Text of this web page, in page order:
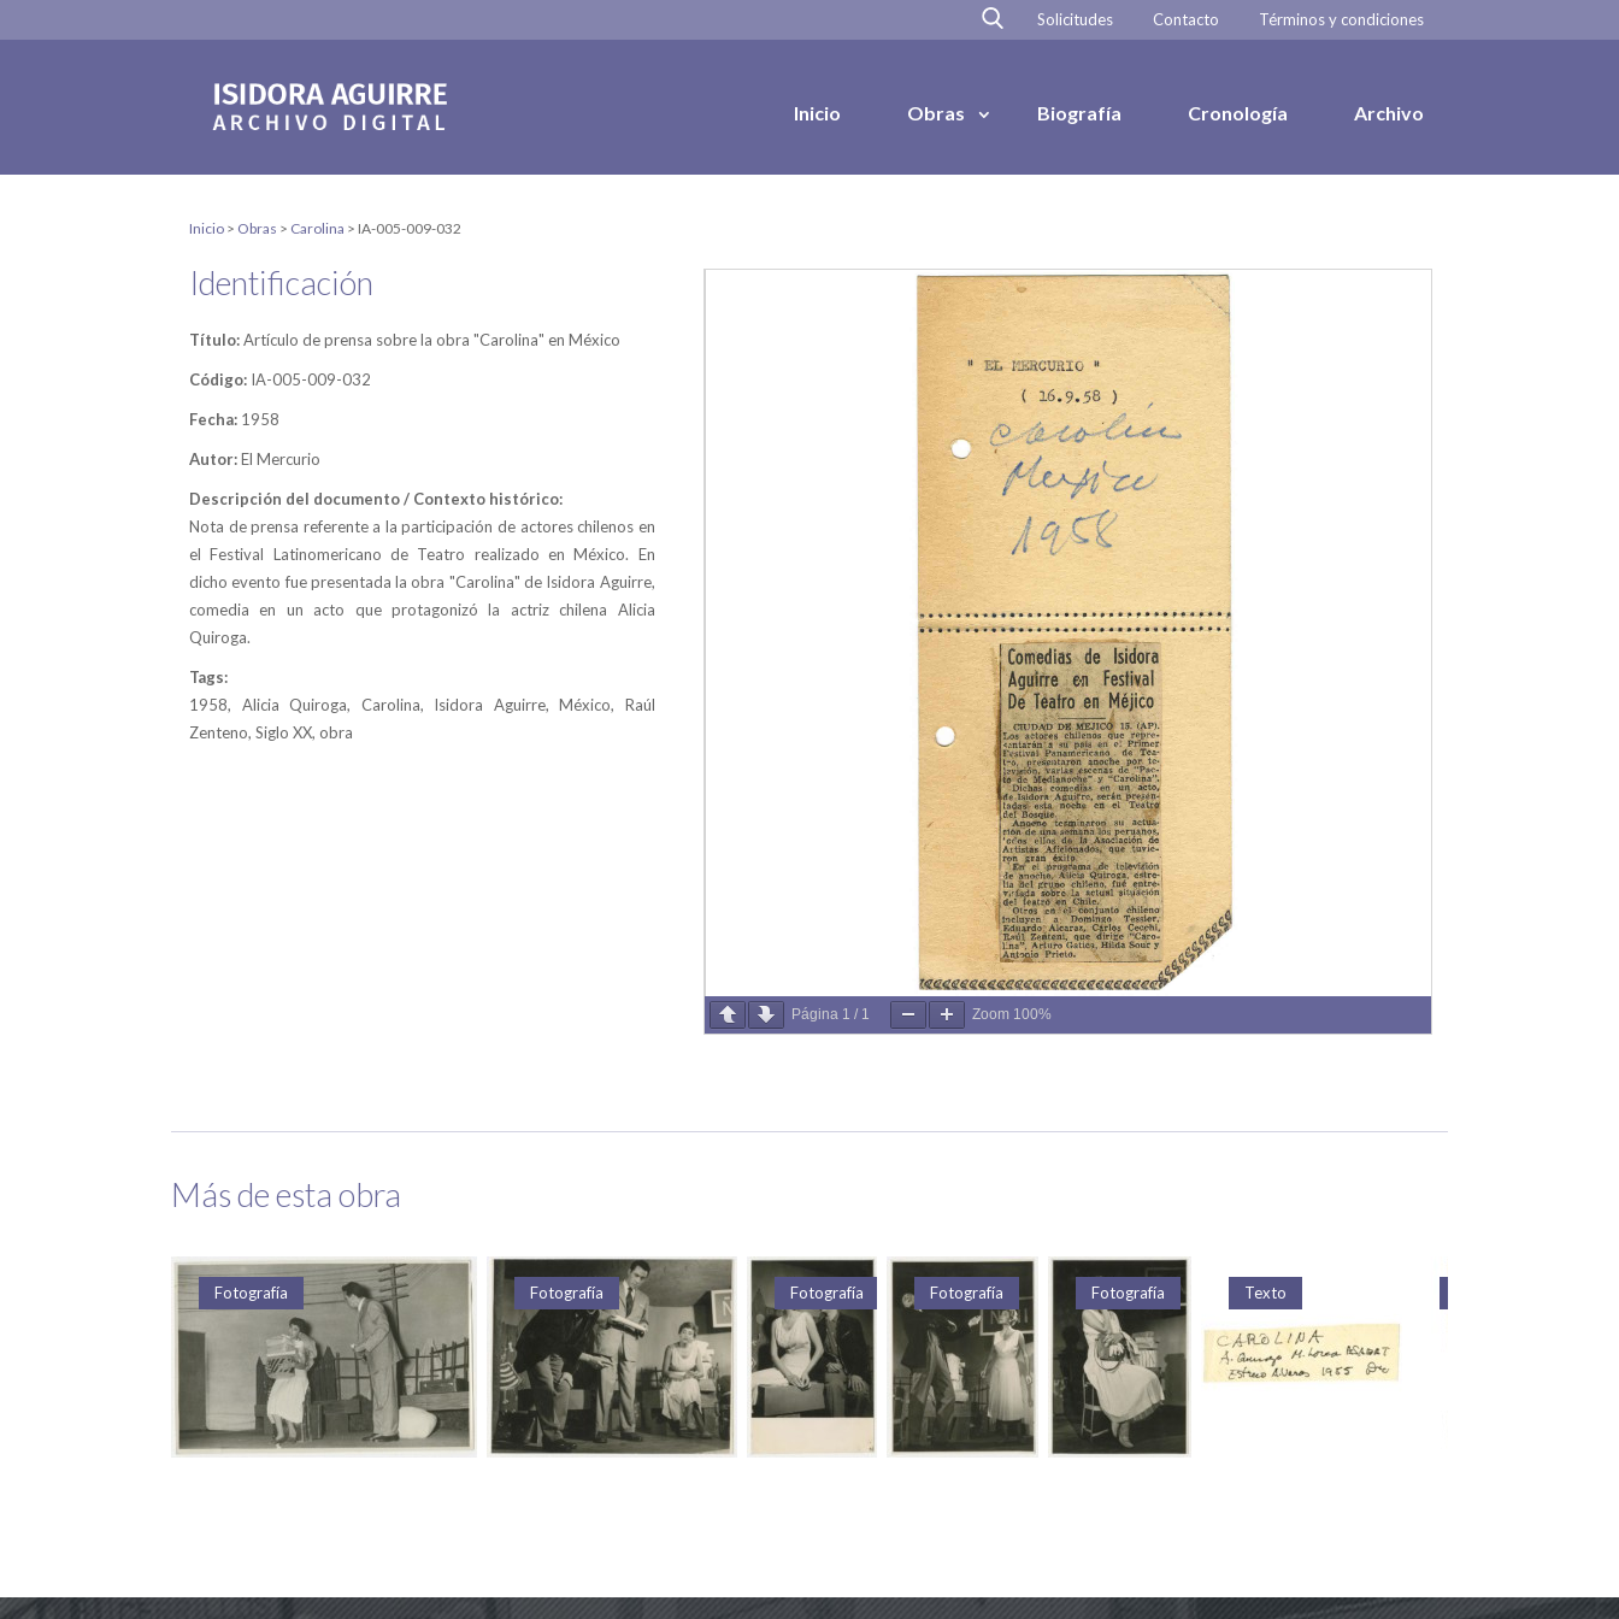
Solicitudes Contacto Términos y condiciones
Inicio Obras Biografía Cronología Archivo
Inicio > Obras > Carolina > IA-005-009-032
Página 1 / 1 Zoom 100%
Identificación
Título:Artículo de prensa sobre la obra "Carolina" en México
Código: IA-005-009-032
Fecha: 1958
Autor:El Mercurio
Descripción del documento / Contexto histórico:
Nota de prensa referente a la participación de actores chilenos en
el Festival Latinomericano de Teatro realizado en México. En
dicho evento fue presentada la obra "Carolina" de Isidora Aguirre,
comedia en un acto que protagonizó la actriz chilena Alicia
Quiroga.
Tags:
1958, Alicia Quiroga, Carolina, Isidora Aguirre, México, Raúl
Zenteno, Siglo XX, obra
Más de esta obra
Fotografía Fotografía Fotografía Fotografía Fotografía Texto